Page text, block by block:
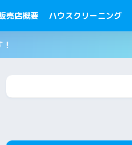
売店概要 ハウスクリーニング